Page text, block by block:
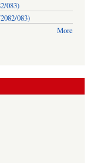
083)
083)
More